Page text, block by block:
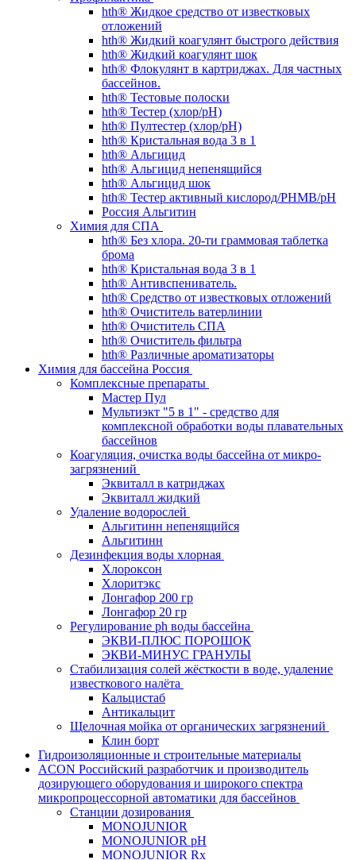
hth® Жидкое средство от известковых
отложений
hth® Жидкий коагулянт быстрого действия
hth® Жидкий коагулянт шок
hth® Флокулянт в картриджах. Для частных
бассейнов.
hth® Тестовые полоски
hth® Тестер (хлор/pH)
hth® Пултестер (хлор/pH)
hth® Кристальная вода 3 в 1
hth® Альгицид
hth® Альгицид непенящийся
hth® Альгицид шок
hth® Тестер активный кислород/PHMB/pH
Россия Альгитин
Химия для СПА
hth® Без хлора. 20-ти граммовая таблетка
брома
hth® Кристальная вода 3 в 1
hth® Антивспениватель.
hth® Средство от известковых отложений
hth® Очиститель ватерлинии
hth® Очиститель СПА
hth® Очиститель фильтра
hth® Различные ароматизаторы
Химия для бассейна Россия
Комплексные препараты
Мастер Пул
Мультиэкт "5 в 1" - средство для
комплексной обработки воды плавательных
бассейнов
Коагуляция, очистка воды бассейна от микро-
загрязнений
Эквиталл в катриджах
Эквиталл жидкий
Удаление водорослей
Альгитинн непенящийся
Альгитинн
Дезинфекция воды хлорная
Хлороксон
Хлоритэкс
Лонгафор 200 гр
Лонгафор 20 гр
Регулирование ph воды бассейна
ЭКВИ-ПЛЮС ПОРОШОК
ЭКВИ-МИНУС ГРАНУЛЫ
Стабилизация солей жёсткости в воде, удаление
известкового налёта
Кальцистаб
Антикальцит
Щелочная мойка от органических загрязнений
Клин борт
Гидроизоляционные и строительные материалы
ACON Российский разработчик и производитель
дозирующего оборудования и широкого спектра
микропроцессорной автоматики для бассейнов
Станции дозирования
MONOJUNIOR
MONOJUNIOR pH
MONOJUNIOR Rx